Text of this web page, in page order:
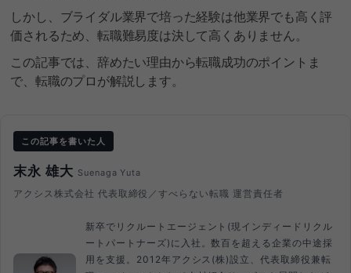
しかし、ブライダル業界で培った経験は他業界でも高く評
価されるため、転職難易度は決して高くありません。
この記事では、辞めたい理由から転職成功のポイントま
で、転職のプロが解説します。
この記事を書いた人
末永 雄大 Suenaga Yuta
アクシス株式会社 代表取締役／すべらない転職 運営責任者
新卒でリクルートエージェント(現インディードリクル
ートパートナーズ)に入社。数百を超える企業の中途採
用を支援。2012年アクシス(株)設立、代表取締役兼転